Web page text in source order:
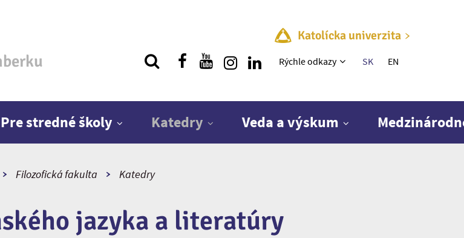
Katolícka univerzita
Rýchle menu
Rýchle odkazy SK EN
Pre stredné školy Katedry Veda a výskum
Filozofická fakulta Katedry
jazyka a literatúry